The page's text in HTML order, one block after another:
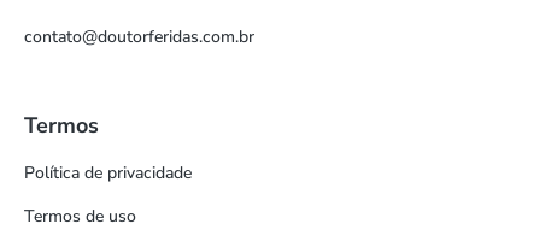
contato@doutorferidas.com.br
Termos
Política de privacidade
Termos de uso